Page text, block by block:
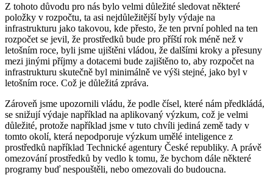
Z tohoto důvodu pro nás bylo velmi důležité sledovat některé
položky v rozpočtu, ta asi nejdůležitější byly výdaje na
infrastrukturu jako takovou, kde přesto, že ten první pohled na ten
rozpočet se jevil, že prostředků bude pro příští rok méně než v
letošním roce, byli jsme ujištěni vládou, že dalšími kroky a přesuny
mezi jinými příjmy a dotacemi bude zajištěno to, aby rozpočet na
infrastrukturu skutečně byl minimálně ve výši stejné, jako byl v
letošním roce. Což je důležitá zpráva.
Zároveň jsme upozornili vládu, že podle čísel, které nám předkládá,
se snižují výdaje například na aplikovaný výzkum, což je velmi
důležité, protože například jsme v tuto chvíli jediná země tady v
tomto okolí, která nepodporuje výzkum umělé inteligence z
prostředků například Technické agentury České republiky. A právě
omezování prostředků by vedlo k tomu, že bychom dále některé
programy buď nespouštěli, nebo omezovali do budoucna.